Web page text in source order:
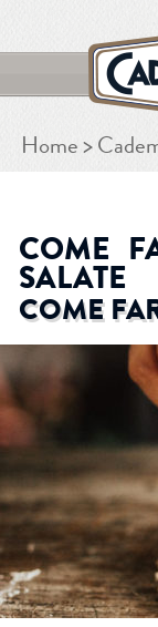
Home
COME
SALATE
COME